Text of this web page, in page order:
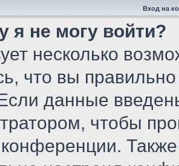
Вход на
я не могу войти?
несколько
что вы
данные
чтобы
конференции.